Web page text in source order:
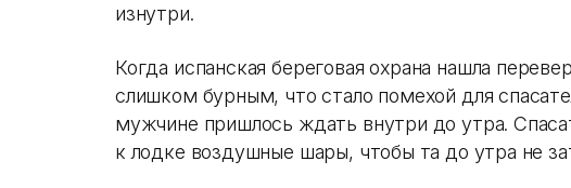
изнутри.
Когда испанская береговая охрана нашла
слишком бурным, что стало помехой для
мужчине пришлось ждать внутри до утра.
к лодке воздушные шары, чтобы та до утра не